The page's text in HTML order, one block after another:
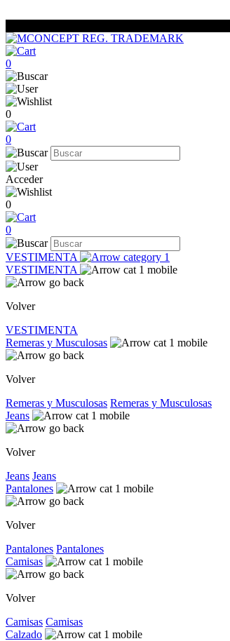
0
0
0
Acceder
0
0
VESTIMENTA
VESTIMENTA
Volver
VESTIMENTA
Remeras y Musculosas
Volver
Remeras y Musculosas Remeras y Musculosas
Jeans
Volver
Jeans Jeans
Pantalones
Volver
Pantalones Pantalones
Camisas
Volver
Camisas Camisas
Calzado